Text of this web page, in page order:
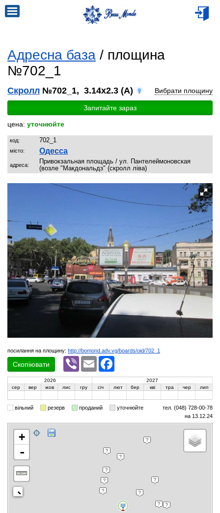
Адресна база / площина
№702_1
Скролл №702_1, 3.14x2.3 (A) Вибрати площину
Запитайте зараз
цена: уточнюйте
код: 702_1
місто: Одесса
адреса:
Привокзальная площадь / ул. Пантелеймоновская
(возле "Макдональдз" (скролл ліва)
посилання на площину: http://bomond.adv.vg/boards/oid/702_1
Скопіювати
Viber Email
2026
2027
сер
вер жов лис гру січ лют бер кві тра чер лип
вільний резерв проданий уточнюйте
тел. (048) 728-00-78
на 13.12.24
+
-